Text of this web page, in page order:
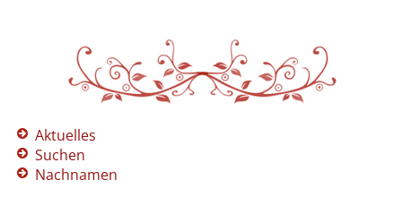
Aktuelles
Suchen
Nachnamen